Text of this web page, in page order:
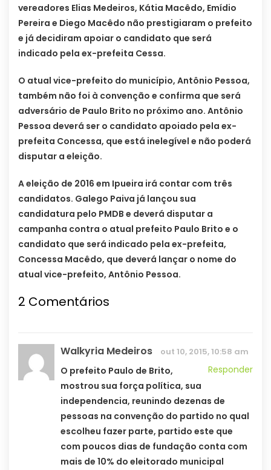
vereadores Elias Medeiros, Kátia Macêdo, Emídio
Pereira e Diego Macêdo não prestigiaram o prefeito
e já decidiram apoiar o candidato que será
indicado pela ex-prefeita Cessa.
O atual vice-prefeito do município, Antônio Pessoa,
também não foi à convenção e confirma que será
adversário de Paulo Brito no próximo ano. Antônio
Pessoa deverá ser o candidato apoiado pela ex-
prefeita Concessa, que está inelegível e não poderá
disputar a eleição.
A eleição de 2016 em Ipueira irá contar com três
candidatos. Galego Paiva já lançou sua
candidatura pelo PMDB e deverá disputar a
campanha contra o atual prefeito Paulo Brito e o
candidato que será indicado pela ex-prefeita,
Concessa Macêdo, que deverá lançar o nome do
atual vice-prefeito, Antônio Pessoa.
2 Comentários
Walkyria Medeiros out 10, 2015, 10:58 am
Responder
O prefeito Paulo de Brito,
mostrou sua força política, sua
independencia, reunindo dezenas de
pessoas na convenção do partido no qual
escolheu fazer parte, partido este que
com poucos dias de fundação conta com
mais de 10% do eleitorado municipal